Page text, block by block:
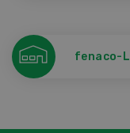
fenaco-